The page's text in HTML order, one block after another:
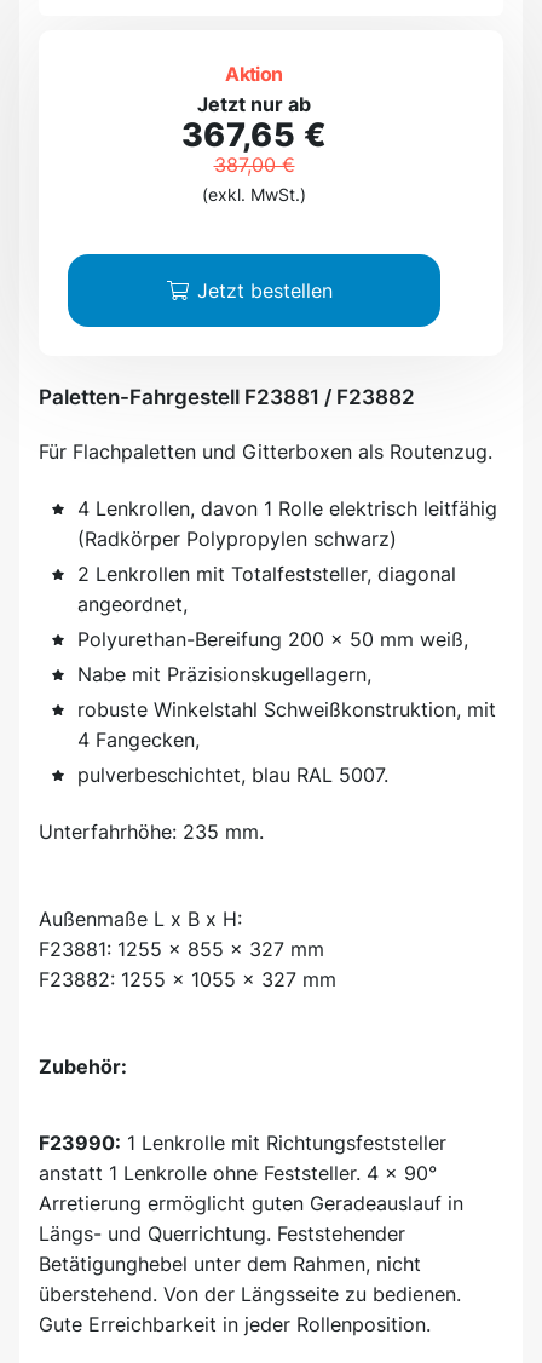
Aktion
Jetzt nur ab
367,65 €
387,00 €
(exkl. MwSt.)
Jetzt bestellen
Paletten-Fahrgestell F23881 / F23882
Für Flachpaletten und Gitterboxen als Routenzug.
4 Lenkrollen, davon 1 Rolle elektrisch leitfähig
(Radkörper Polypropylen schwarz)
2 Lenkrollen mit Totalfeststeller, diagonal
angeordnet,
Polyurethan-Bereifung 200 x 50 mm weiß,
Nabe mit Präzisionskugellagern,
robuste Winkelstahl Schweißkonstruktion, mit
4 Fangecken,
pulverbeschichtet, blau RAL 5007.
Unterfahrhöhe: 235 mm.
Außenmaße L x B x H:
F23881: 1255 x 855 x 327 mm
F23882: 1255 x 1055 x 327 mm
Zubehör:
F23990: 1 Lenkrolle mit Richtungsfeststeller
anstatt 1 Lenkrolle ohne Feststeller. 4 x 90°
Arretierung ermöglicht guten Geradeauslauf in
Längs- und Querrichtung. Feststehender
Betätigunghebel unter dem Rahmen, nicht
überstehend. Von der Längsseite zu bedienen.
Gute Erreichbarkeit in jeder Rollenposition.